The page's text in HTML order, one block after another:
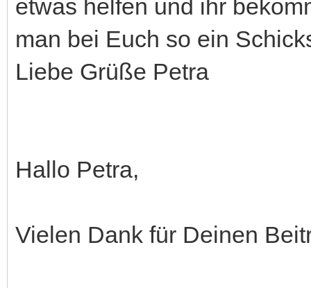
etwas helfen und ihr
man bei Euch so ein
Liebe Grüße Petra
Hallo Petra,
Vielen Dank für Deinen